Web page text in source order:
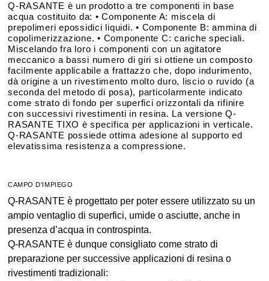
Q-RASANTE è un prodotto a tre componenti in base
acqua costituito da: • Componente A: miscela di
prepolimeri epossidici liquidi. • Componente B: ammina di
copolimerizzazione. • Componente C: cariche speciali.
Miscelando fra loro i componenti con un agitatore
meccanico a bassi numero di giri si ottiene un composto
facilmente applicabile a frattazzo che, dopo indurimento,
dà origine a un rivestimento molto duro, liscio o ruvido (a
seconda del metodo di posa), particolarmente indicato
come strato di fondo per superfici orizzontali da rifinire
con successivi rivestimenti in resina. La versione Q-
RASANTE TIXO è specifica per applicazioni in verticale.
Q-RASANTE possiede ottima adesione al supporto ed
elevatissima resistenza a compressione.
CAMPO D'IMPIEGO
Q-RASANTE è progettato per poter essere utilizzato su un
ampio ventaglio di superfici, umide o asciutte, anche in
presenza d’acqua in controspinta.
Q-RASANTE è dunque consigliato come strato di
preparazione per successive applicazioni di resina o
rivestimenti tradizionali: